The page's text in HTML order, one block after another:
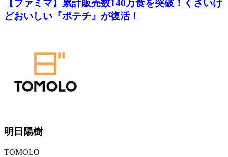
【ファミマ】累計販売数140万食を突破！くさいけ
どおいしい『ポテチ』が復活！
明日陽樹
TOMOLO